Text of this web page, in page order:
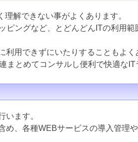
解できない事がよくあります。
ングなど、とどんどんITの利用範
用できずにいたりすることもよく
まとめてコンサルし便利で快適なIT
います。
め、各種WEBサービスの導入管理